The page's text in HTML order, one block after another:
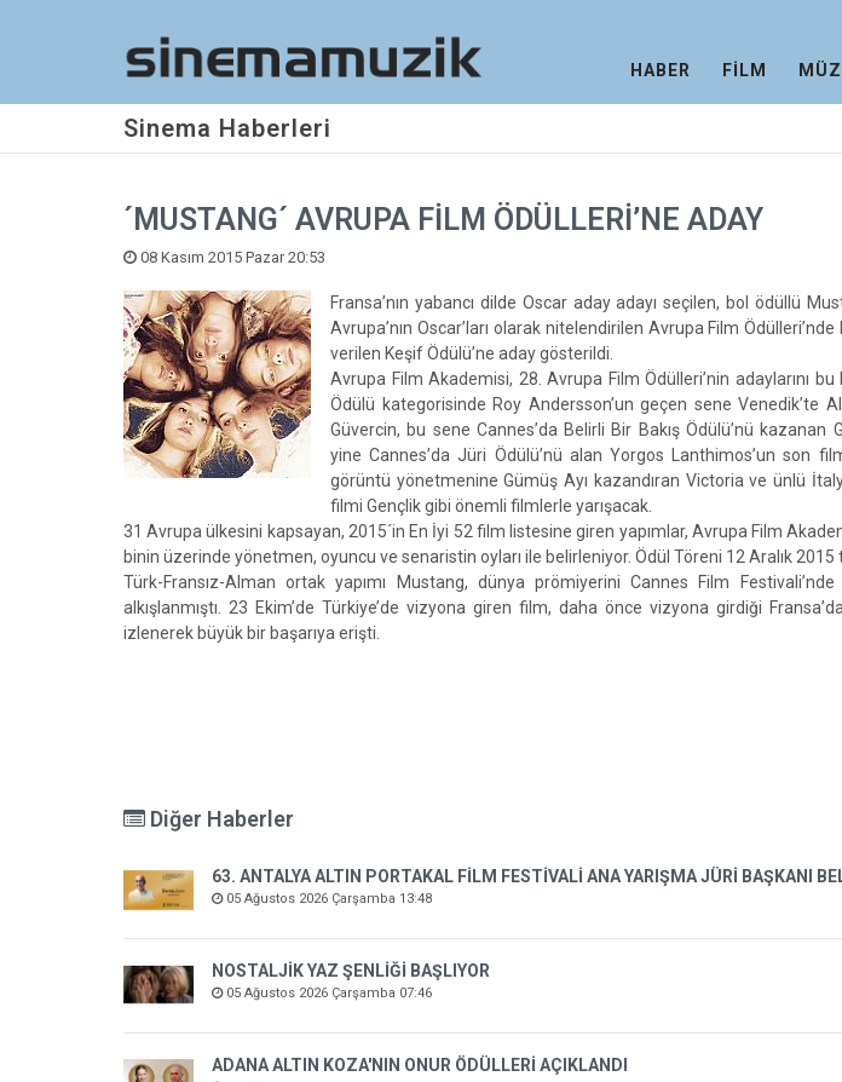
HABER FİLM
Sinema Haberleri
´MUSTANG´ AVRUPA FİLM ÖDÜLLERİ’NE ADAY
08 Kasım 2015 Pazar 20:53
Fransa’nın yabancı dilde Oscar aday adayı seçilen, bol ödüllü
Avrupa’nın Oscar’ları olarak nitelendirilen Avrupa Film
verilen Keşif Ödülü’ne aday gösterildi.
Avrupa Film Akademisi, 28. Avrupa Film Ödülleri’nin adaylarını
Ödülü kategorisinde Roy Andersson’un geçen sene Venedik’te
Güvercin, bu sene Cannes’da Belirli Bir Bakış Ödülü’nü kazanan
yine Cannes’da Jüri Ödülü’nü alan Yorgos Lanthimos’un son
görüntü yönetmenine Gümüş Ayı kazandıran Victoria ve ünlü
filmi Gençlik gibi önemli filmlerle yarışacak.
31 Avrupa ülkesini kapsayan, 2015´in En İyi 52 film listesine giren yapımlar, Avrupa Film
binin üzerinde yönetmen, oyuncu ve senaristin oyları ile belirleniyor. Ödül Töreni 12 Aralık 2015
Türk-Fransız-Alman ortak yapımı Mustang, dünya prömiyerini Cannes Film
alkışlanmıştı. 23 Ekim’de Türkiye’de vizyona giren film, daha önce vizyona girdiği
izlenerek büyük bir başarıya erişti.
Diğer Haberler
63. ANTALYA ALTIN PORTAKAL FİLM FESTİVALİ ANA YARIŞMA JÜRİ BAŞKANI
05 Ağustos 2026 Çarşamba 13:48
NOSTALJİK YAZ ŞENLİĞİ BAŞLIYOR
05 Ağustos 2026 Çarşamba 07:46
ADANA ALTIN KOZA'NIN ONUR ÖDÜLLERİ AÇIKLANDI